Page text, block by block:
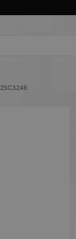
2SC3246